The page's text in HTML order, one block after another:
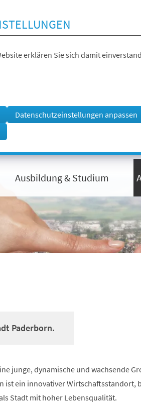
erklären Sie sich damit
Datenschutzeinstellungen anpassen
Ausbildung & Studium
Paderborn.
junge, dynamische und wachsende
ist ein innovativer Wirtschaftsstandort,
Stadt mit hoher Lebensqualität.